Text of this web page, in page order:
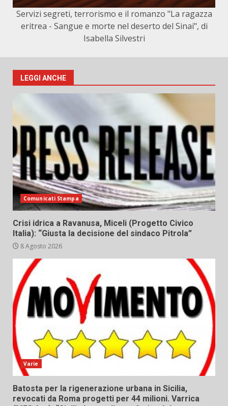
Servizi segreti, terrorismo e il romanzo "La ragazza
eritrea - Sangue e morte nel deserto del Sinai", di
Isabella Silvestri
LEGGI ANCHE
Comunicati Stampa
Crisi idrica a Ravanusa, Miceli (Progetto Civico
Italia): “Giusta la decisione del sindaco Pitrola”
8 Agosto 2026
Varie
Batosta per la rigenerazione urbana in Sicilia,
revocati da Roma progetti per 44 milioni. Varrica